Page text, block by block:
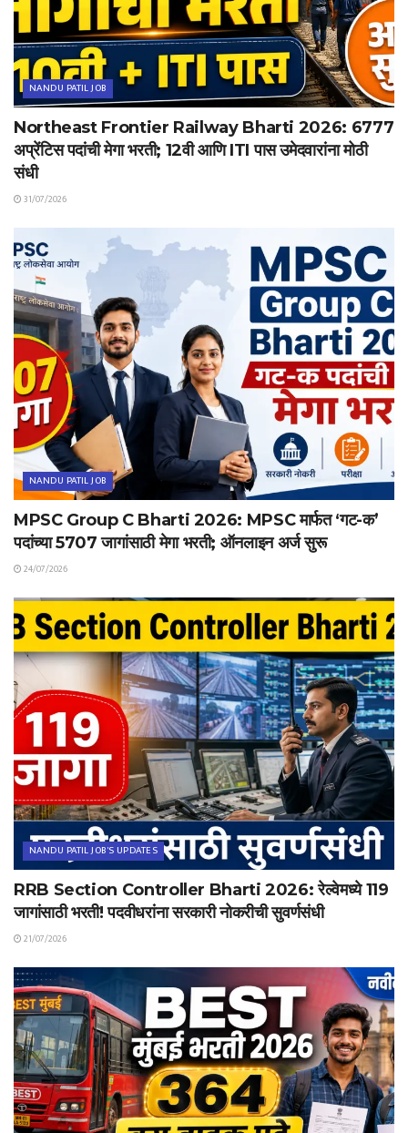
NANDU PATIL JOB
Northeast Frontier Railway Bharti 2026: 6777
अप्रेंटिस पदांची मेगा भरती; 12वी आणि ITI पास उमेदवारांना मोठी
संधी
31/07/2026
NANDU PATIL JOB
MPSC Group C Bharti 2026: MPSC मार्फत ‘गट-क’
पदांच्या 5707 जागांसाठी मेगा भरती; ऑनलाइन अर्ज सुरू
24/07/2026
NANDU PATIL JOB'S UPDATES
RRB Section Controller Bharti 2026: रेल्वेमध्ये 119
जागांसाठी भरती! पदवीधरांना सरकारी नोकरीची सुवर्णसंधी
21/07/2026